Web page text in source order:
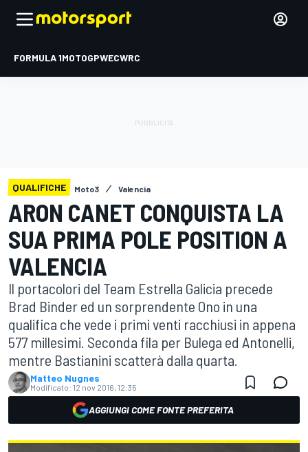
FORMULA 1MOTOGPWECWRC
QUALIFICHE Moto3 Valencia
ARON CANET CONQUISTA LA
SUA PRIMA POLE POSITION A
VALENCIA
Il portacolori del Team Estrella Galicia precede
Brad Binder ed un sorprendente Ono in una
qualifica che vede i primi venti racchiusi in appena
577 millesimi. Seconda fila per Bulega ed Antonelli,
mentre Bastianini scatterà dalla quarta.
Matteo Nugnes
Modificato: 12 nov 2016, 12:35
AGGIUNGI COME FONTE PREFERITA